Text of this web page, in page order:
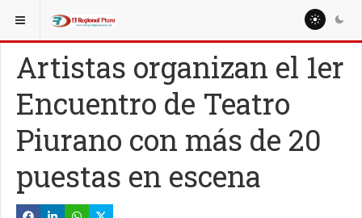
ESTÁ AQUÍ: MISCELANEAS
Artistas organizan el 1er
Encuentro de Teatro
Piurano con más de 20
puestas en escena